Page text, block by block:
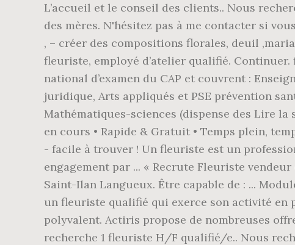
L’accueil et le conseil des clients.. Nous
des mères. N'hésitez pas à me contacter si
, – créer des compositions florales, deuil
fleuriste, employé d’atelier qualifié.
national d’examen du CAP et couvrent :
juridique, Arts appliqués et PSE prévention
Mathématiques-sciences (dispense des Lire la
en cours • Rapide & Gratuit • Temps plein,
- facile à trouver ! Un fleuriste est un
engagement par ... « Recrute Fleuriste
Saint-Ilan Langueux. Être capable de : ...
un fleuriste qualifié qui exerce son activité
polyvalent. Actiris propose de nombreuses
recherche 1 fleuriste H/F qualifié/e.. Nous